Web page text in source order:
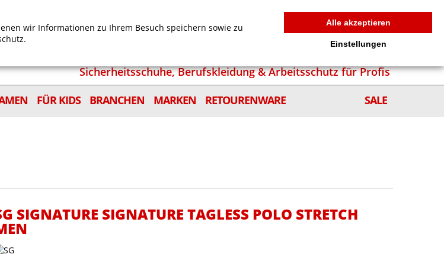
MEIN WARENKORB 0
Sicherheitsschuhe, Berufskleidung & Arbeitsschutz für Profis
FÜR KIDS BRANCHEN MARKEN RETOURENWARE SALE
SIGNATURE SIGNATURE TAGLESS POLO STRETCH
wir Informationen zu Ihrem Besuch speichern sowie zu
Alle akzeptieren
Einstellungen